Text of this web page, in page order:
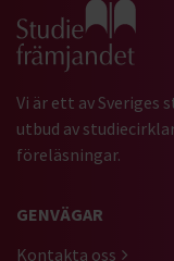
Gå till
Vi är ett av
utbud av
föreläsningar.
GENVÄGAR
Kontakta oss